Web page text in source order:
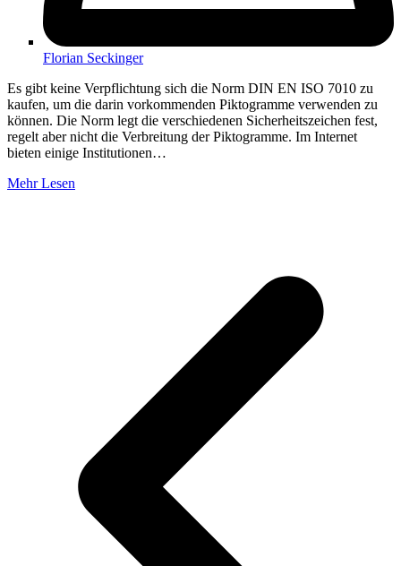
Florian Seckinger
Es gibt keine Verpflichtung sich die Norm DIN EN ISO 7010 zu
kaufen, um die darin vorkommenden Piktogramme verwenden zu
können. Die Norm legt die verschiedenen Sicherheitszeichen fest,
regelt aber nicht die Verbreitung der Piktogramme. Im Internet
bieten einige Institutionen…
Mehr Lesen